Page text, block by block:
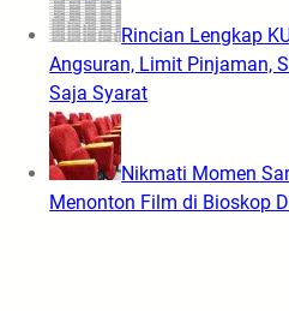
Rincian Lengkap
Angsuran, Limit Pinjaman,
Saja Syarat
Nikmati Momen
Menonton Film di Bioskop